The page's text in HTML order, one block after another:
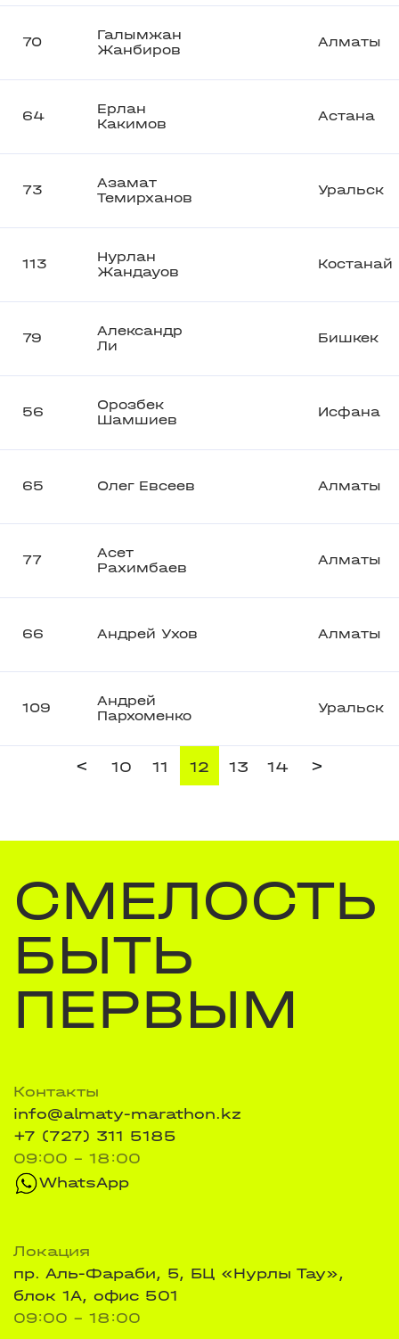
70
Галымжан
Жанбиров
Алматы
64
Ерлан
Какимов
Астана
73
Азамат
Темирханов
Уральск
113
Нурлан
Жандауов
Костанай
79
Александр
Ли
Бишкек
56
Орозбек
Шамшиев
Исфана
65 Олег Евсеев Алматы
77
Асет
Рахимбаев
Алматы
66 Андрей Ухов Алматы
109
Андрей
Пархоменко
Уральск
< 10 11 12 13 14 >
СМЕЛОСТЬ
БЫТЬ
ПЕРВЫМ
Контакты
info@almaty-marathon.kz
+7 (727) 311 5185
09:00 - 18:00
WhatsApp
Локация
пр. Аль-Фараби, 5, БЦ «Нурлы Тау»,
блок 1А, офис 501
09:00 - 18:00